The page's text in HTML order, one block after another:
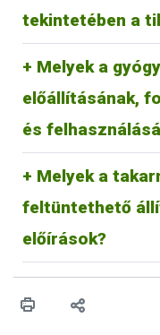
tekintetében a
élesztőkből nyert
Melyek a
előállításának,
és
hulladékkezelőnek
A magyarországi
elérhetőek:https://
Az állatgyógyászati
content/uploads/
asteDisposal.pdf
Melyek a
feltüntethető
előírások?
A takarmányok
vonatkozó előírások